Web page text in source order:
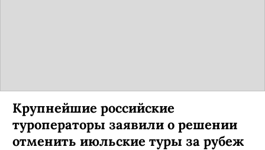
Крупнейшие российские
туроператоры заявили о решении
отменить июльские туры за рубеж